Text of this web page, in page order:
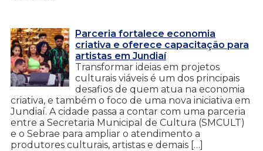
Parceria fortalece economia
criativa e oferece capacitação para
artistas em Jundiaí
Transformar ideias em projetos
culturais viáveis é um dos principais
desafios de quem atua na economia
criativa, e também o foco de uma nova iniciativa em
Jundiaí. A cidade passa a contar com uma parceria
entre a Secretaria Municipal de Cultura (SMCULT)
e o Sebrae para ampliar o atendimento a
produtores culturais, artistas e demais […]